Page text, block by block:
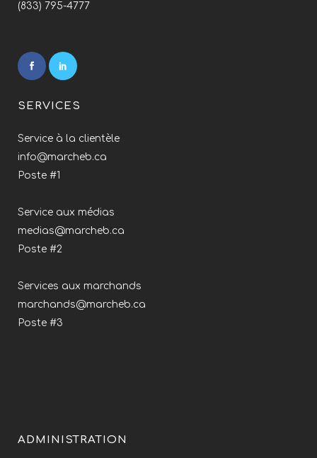
(833) 795-4777
SERVICES
Service à la clientèle
info@marcheb.ca
Poste #1
Service aux médias
medias@marcheb.ca
Poste #2
Services aux marchands
marchands@marcheb.ca
Poste #3
ADMINISTRATION